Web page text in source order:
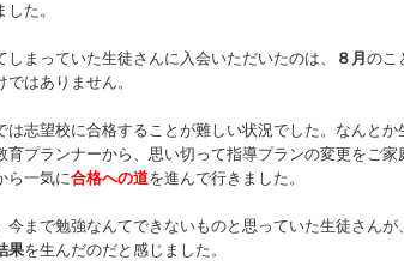
た。
まっていた生徒さんに入会いただいたのは、 ８月 のこ
はありません。
志望校に合格することが難しい状況でした。なんとか
育プランナーから、思い切って指導プランの変更をご家
ら一気に合格への道を進んで行きました。
今まで勉強なんてできないものと思っていた生徒さんが
果を生んだのだと感じました。